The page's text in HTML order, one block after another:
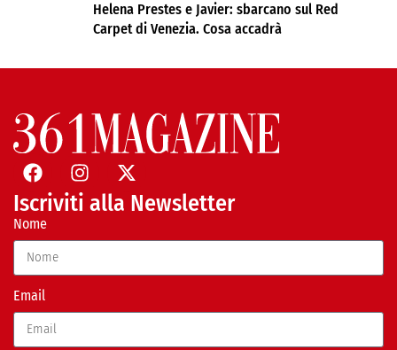
Helena Prestes e Javier: sbarcano sul Red
Carpet di Venezia. Cosa accadrà
Iscriviti alla Newsletter
Nome
Email